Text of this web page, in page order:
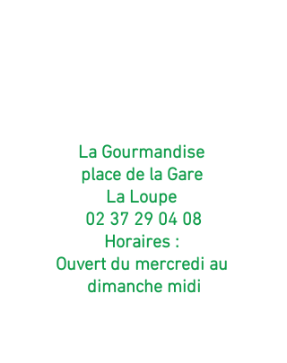
La Gourmandise
place de la Gare
La Loupe
02 37 29 04 08
Horaires :
Ouvert du mercredi au
dimanche midi